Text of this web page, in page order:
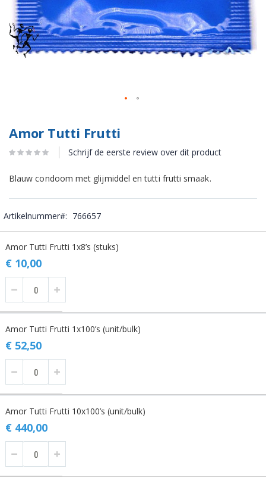
Amor Tutti Frutti
Schrijf de eerste review over dit product
Blauw condoom met glijmiddel en tutti frutti smaak.
Artikelnummer 766657
productitems
Amor Tutti Frutti 1x8’s (stuks)
€ 10,00
Amor Tutti Frutti 1x100’s (unit/bulk)
€ 52,50
Amor Tutti Frutti 10x100’s (unit/bulk)
€ 440,00